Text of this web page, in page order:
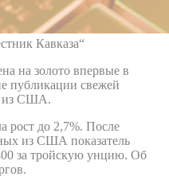
Кавказа“
на золото впервые в
публикации свежей
из США.
рост до 2,7%. После
из США показатель
за тройскую унцию. Об